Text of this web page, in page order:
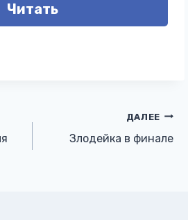
Читать
ДАЛЕЕ
Злодейка в финале